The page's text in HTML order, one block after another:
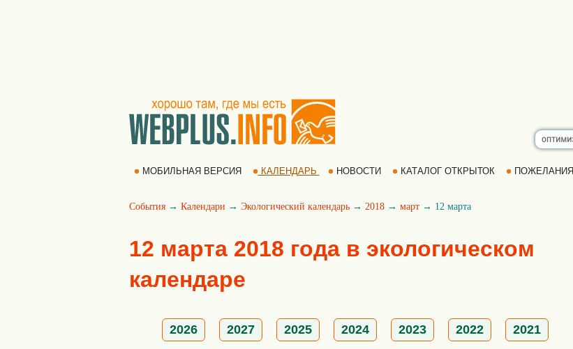
МОБИЛЬНАЯ ВЕРСИЯ КАЛЕНДАРЬ НОВОСТИ КАТАЛОГ ОТКРЫТОК ПОЖЕЛАНИЯ
События → Календари → Экологический календарь → 2018 → март → 12 марта
12 марта 2018 года в экологическом
календаре
2026 2027 2025 2024 2023 2022 2021